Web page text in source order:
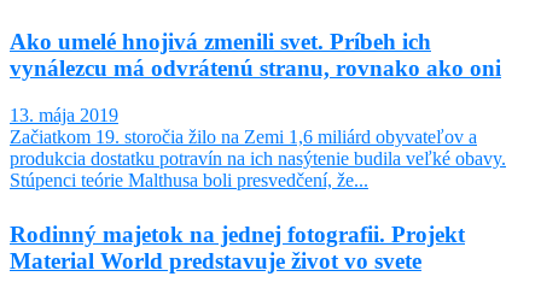
Ako umelé hnojivá zmenili svet. Príbeh ich
vynálezcu má odvrátenú stranu, rovnako ako oni
13. mája 2019
Začiatkom 19. storočia žilo na Zemi 1,6 miliárd obyvateľov a
produkcia dostatku potravín na ich nasýtenie budila veľké obavy.
Stúpenci teórie Malthusa boli presvedčení, že...
Rodinný majetok na jednej fotografii. Projekt
Material World predstavuje život vo svete